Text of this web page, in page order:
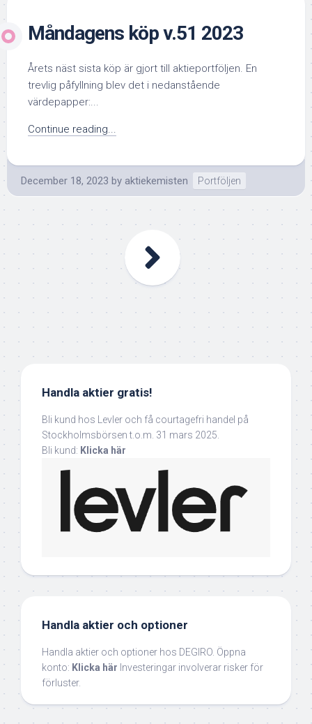
Måndagens köp v.51 2023
Årets näst sista köp är gjort till aktieportföljen. En
trevlig påfyllning blev det i nedanstående
värdepapper:...
Continue reading...
December 18, 2023 by aktiekemisten Portföljen
Handla aktier gratis!
Bli kund hos Levler och få courtagefri handel på
Stockholmsbörsen t.o.m. 31 mars 2025.
Bli kund: Klicka här
Handla aktier och optioner
Handla aktier och optioner hos DEGIRO. Öppna
konto: Klicka här Investeringar involverar risker för
förluster.